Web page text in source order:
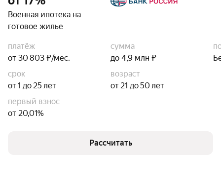
Военная ипотека на
готовое жилье
платёж
от 30 803 ₽/мес.
сумма
до 4,9 млн ₽
срок
от 1 до 25 лет
возраст
от 21 до 50 лет
первый взнос
от 20,01%
Рассчитать